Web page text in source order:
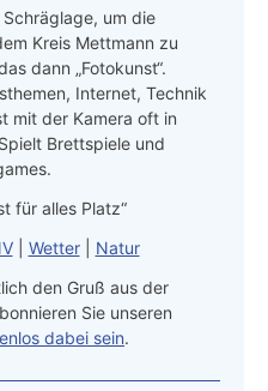
um die
Kreis Mettmann zu
dann „Fotokunst“.
Internet, Technik
mit der Kamera oft in
Brettspiele und
für alles Platz“
| Wetter| Natur
den Gruß aus der
Sie unseren
dabei sein.